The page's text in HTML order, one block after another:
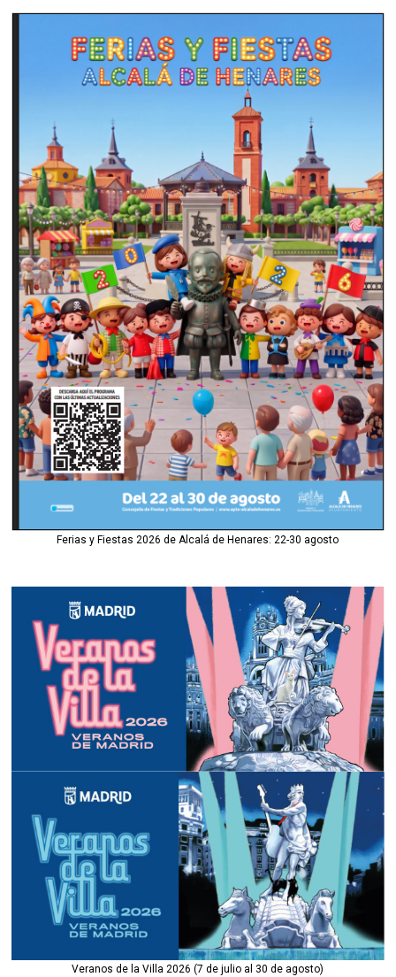
Ferias y Fiestas 2026 de Alcalá de Henares: 22-30 agosto
Veranos de la Villa 2026 (7 de julio al 30 de agosto)